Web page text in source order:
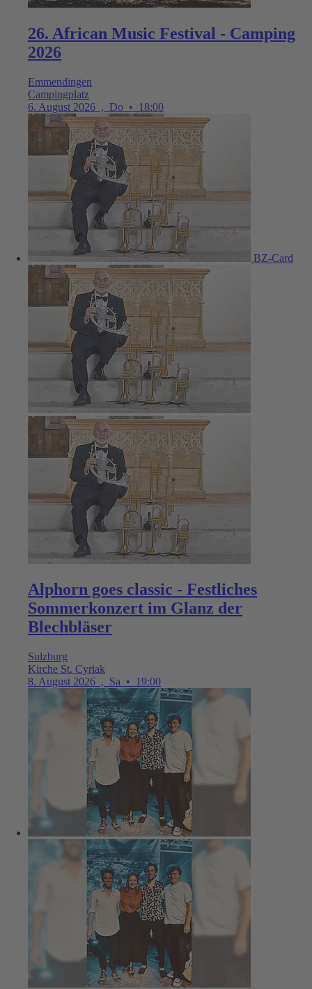
26. African Music Festival - Camping
2026
Emmendingen
Campingplatz
6. August 2026 , Do • 18:00
BZ-Card
Alphorn goes classic - Festliches
Sommerkonzert im Glanz der
Blechbläser
Sulzburg
Kirche St. Cyriak
8. August 2026 , Sa • 19:00